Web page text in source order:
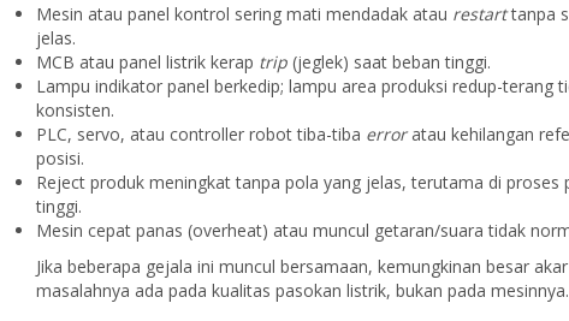
Mesin atau panel kontrol sering mati mendadak atau restarttanpa
jelas.
MCB atau panel listrik kerap trip (jeglek) saat beban tinggi.
Lampu indikator panel berkedip; lampu area produksi redup-terang
konsisten.
PLC, servo, atau controller robot tiba-tiba erroratau kehilangan
posisi.
Reject produk meningkat tanpa pola yang jelas, terutama di proses
tinggi.
Mesin cepat panas (overheat) atau muncul getaran/suara tidak
Jika beberapa gejala ini muncul bersamaan, kemungkinan besar akar
masalahnya ada pada kualitas pasokan listrik, bukan pada mesinnya.